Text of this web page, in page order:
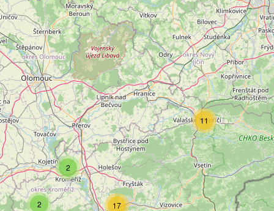
11
2
2
17